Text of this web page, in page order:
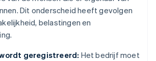
Dit onderscheid heeft gevolgen
belastingen en
geregistreerd: Het bedrijf moet